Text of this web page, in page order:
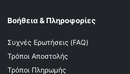
Βοήθεια & Πληροφορίες
Συχνές Ερωτήσεις (FAQ)
Τρόποι Αποστολής
Τρόποι Πληρωμής